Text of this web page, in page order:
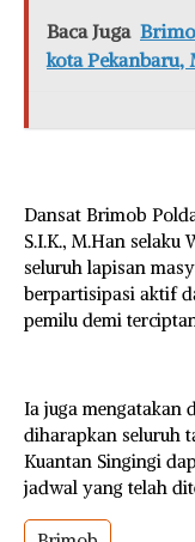
Baca Juga
kota Pekanbaru,
Dansat Brimob
S.I.K., M.Han
seluruh lapisan
berpartisipasi aktif
pemilu demi
Ia juga mengatakan
diharapkan seluruh
Kuantan Singingi
jadwal yang telah